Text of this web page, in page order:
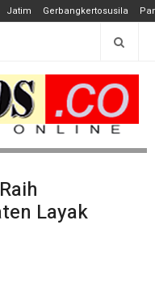
Jatim Gerbangkertosusila
Layak